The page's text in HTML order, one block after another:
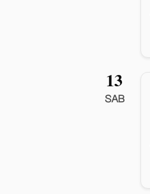
13
SAB